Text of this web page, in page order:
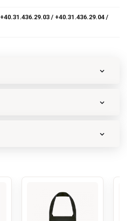
+40.31.436.29.03 / +40.31.436.29.04 /